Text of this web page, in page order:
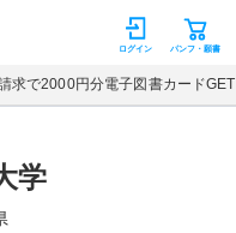
ン パンフ・願書
ログイン
求で2000円分電子図書カードGET
学